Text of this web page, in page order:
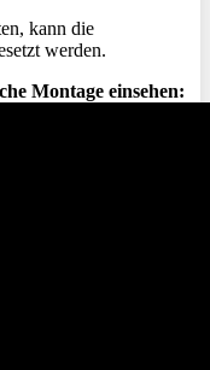
kann die
werden.
Montage einsehen: